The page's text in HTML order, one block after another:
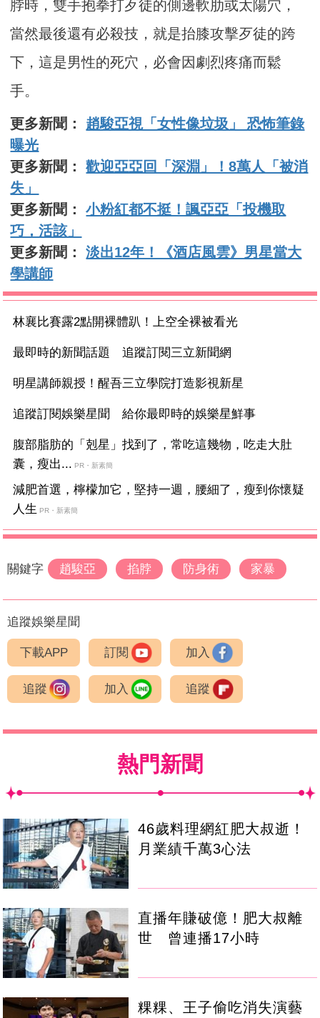
脖時，雙手抱拳打歹徒的側邊軟肋或太陽穴，
當然最後還有必殺技，就是抬膝攻擊歹徒的跨
下，這是男性的死穴，必會因劇烈疼痛而鬆
手。
更多新聞： 趙駿亞視「女性像垃圾」 恐怖筆錄
曝光
更多新聞：歡迎亞亞回「深淵」！8萬人「被消
失」
更多新聞：小粉紅都不挺！諷亞亞「投機取
巧，活該」
更多新聞：淡出12年！《酒店風雲》男星當大
學講師
林襄比賽露2點開裸體趴！上空全裸被看光
最即時的新聞話題 追蹤訂閱三立新聞網
明星講師親授！醒吾三立學院打造影視新星
追蹤訂閱娛樂星聞 給你最即時的娛樂星鮮事
腹部脂肪的「剋星」找到了，常吃這幾物，吃走大肚
囊，瘦出... PR・新素簡
減肥首選，檸檬加它，堅持一週，腰細了，瘦到你懷疑
人生
PR・新素簡
關鍵字 趙駿亞 掐脖 防身術 家暴
追蹤娛樂星聞
下載APP 訂閱 加入
追蹤 加入 追蹤
熱門新聞
46歲料理網紅肥大叔逝！
月業績千萬3心法
直播年賺破億！肥大叔離
世 曾連播17小時
粿粿、王子偷吃消失演藝